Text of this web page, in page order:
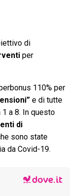
di
per
110% per
e di tutte
a 8. In questo
di
sono state
da Covid-19.